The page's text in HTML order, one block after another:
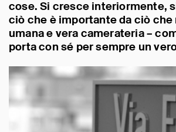
cose. Si cresce interiormente,
ciò che è importante da ciò che
umana e vera camerateria –
porta con sé per sempre un